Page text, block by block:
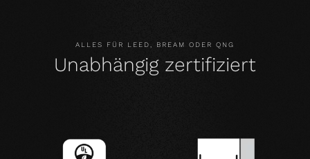
ALLES FÜR LEED, BREAM ODER QNG
Unabhängig zertifiziert